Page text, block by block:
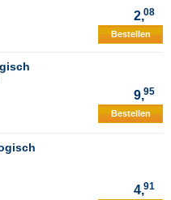
2,08
Bestellen
9,95
Bestellen
4,91